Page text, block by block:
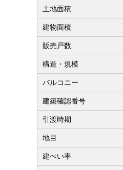
土地面積
建物面積
販売戸数
構造・規模
バルコニー
建築確認番号
引渡時期
地目
建ぺい率